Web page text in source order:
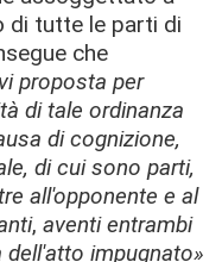
di tutte le parti di
che
proposta per
di tale ordinanza
di cognizione,
di cui sono parti,
all'opponente e al
, aventi entrambi
impugnato»